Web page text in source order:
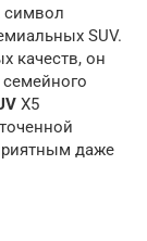
символ
SUV.
качеств, он
X5
даже